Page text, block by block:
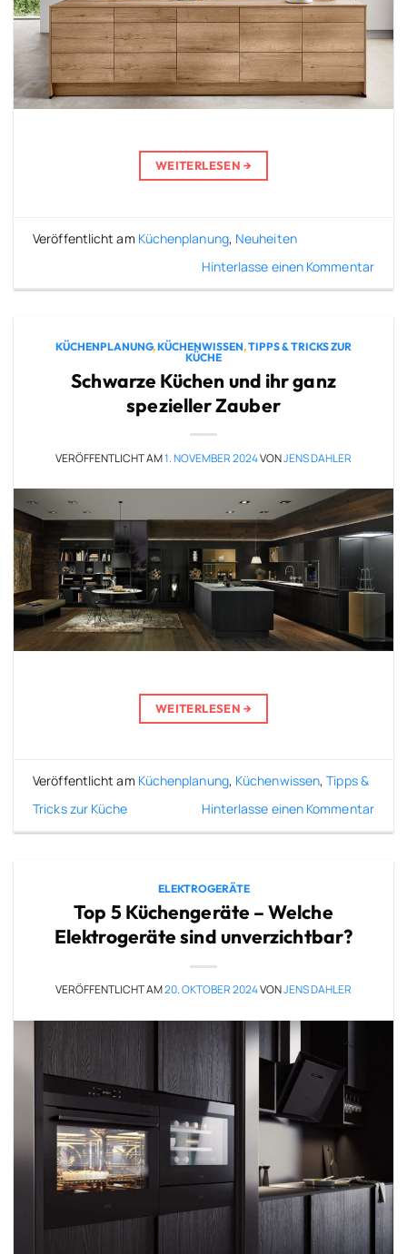
WEITERLESEN →
Veröffentlicht am Küchenplanung, Neuheiten
Hinterlasse einen Kommentar
KÜCHENPLANUNG,KÜCHENWISSEN,TIPPS & TRICKS ZUR
KÜCHE
Schwarze Küchen und ihr ganz
spezieller Zauber
VERÖFFENTLICHT AM1. NOVEMBER 2024VONJENS DAHLER
WEITERLESEN →
Veröffentlicht am Küchenplanung, Küchenwissen,Tipps &
Tricks zur Küche
Hinterlasse einen Kommentar
ELEKTROGERÄTE
Top 5 Küchengeräte – Welche
Elektrogeräte sind unverzichtbar?
VERÖFFENTLICHT AM20. OKTOBER 2024VONJENS DAHLER